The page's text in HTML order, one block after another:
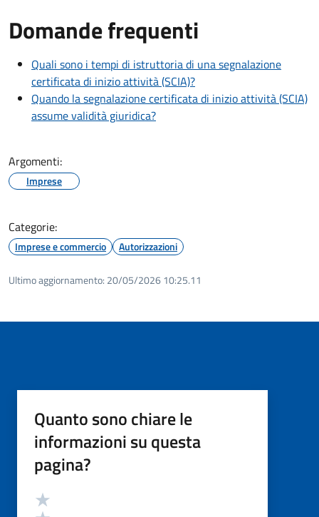
Domande frequenti
Quali sono i tempi di istruttoria di una segnalazione
certificata di inizio attività (SCIA)?
Quando la segnalazione certificata di inizio attività (SCIA)
assume validità giuridica?
Argomenti:
Imprese
Categorie:
Imprese e commercio Autorizzazioni
Ultimo aggiornamento: 20/05/2026 10:25.11
Quanto sono chiare le
informazioni su questa
pagina?
Valutazione